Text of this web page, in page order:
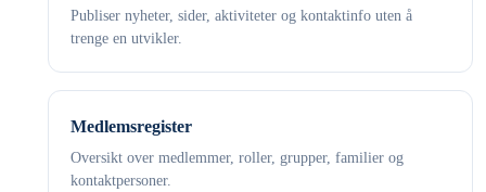
Publiser nyheter, sider, aktiviteter og kontaktinfo uten å
trenge en utvikler.
Medlemsregister
Oversikt over medlemmer, roller, grupper, familier og
kontaktpersoner.